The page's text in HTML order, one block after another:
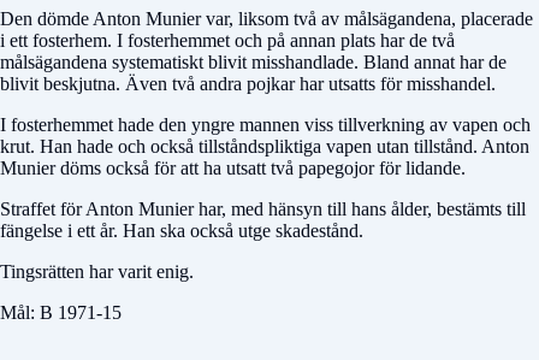
Den dömde Anton Munier var, liksom två av målsägandena, placerade
i ett fosterhem. I fosterhemmet och på annan plats har de två
målsägandena systematiskt blivit misshandlade. Bland annat har de
blivit beskjutna. Även två andra pojkar har utsatts för misshandel.
I fosterhemmet hade den yngre mannen viss tillverkning av vapen och
krut. Han hade och också tillståndspliktiga vapen utan tillstånd. Anton
Munier döms också för att ha utsatt två papegojor för lidande.
Straffet för Anton Munier har, med hänsyn till hans ålder, bestämts till
fängelse i ett år. Han ska också utge skadestånd.
Tingsrätten har varit enig.
Mål: B 1971-15